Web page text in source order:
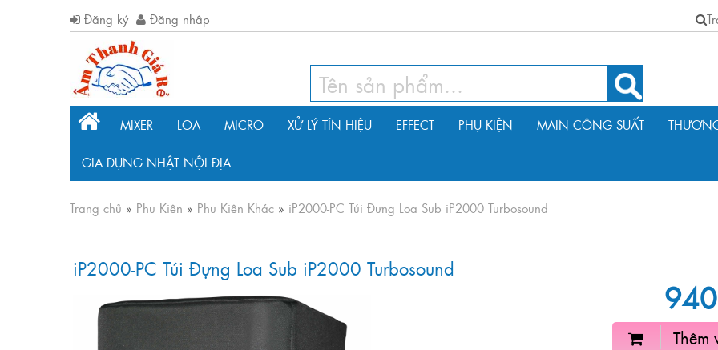
Đăng ký Đăng nhập
MIXER LOA MICRO XỬ LÝ TÍN HIỆU EFFECT PHỤ KIỆN MAIN CÔNG SUẤT
GIA DỤNG NHẬT NỘI ĐỊA
Trang chủ » Phụ Kiện » Phụ Kiện Khác » iP2000-PC Túi Đựng Loa Sub iP2000 Turbosound
iP2000-PC Túi Đựng Loa Sub iP2000 Turbosound